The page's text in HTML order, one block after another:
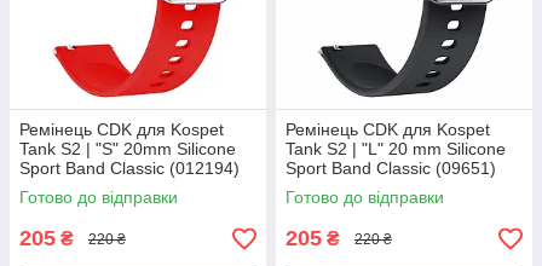
Ремінець CDK для Kospet
Tank S2 | "S" 20mm Silicone
Sport Band Classic (012194)
(red)
Готово до відправки
205 ₴ 220 ₴
Ремінець CDK для Kospet
Tank S2 | "L" 20 mm Silicone
Sport Band Classic (09651)
(black)
Готово до відправки
205 ₴ 220 ₴